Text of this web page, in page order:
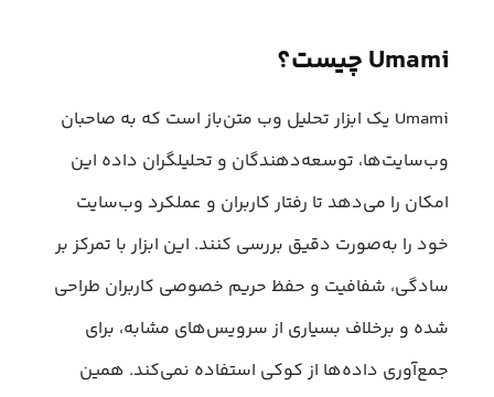
Umami چیست؟
Umami یک ابزار تحلیل وب متن‌باز است که به صاحبان
وب‌سایت‌ها، توسعه‌دهندگان و تحلیلگران داده این
امکان را می‌دهد تا رفتار کاربران و عملکرد وب‌سایت
خود را به‌صورت دقیق بررسی کنند. این ابزار با تمرکز بر
سادگی، شفافیت و حفظ حریم خصوصی کاربران طراحی
شده و برخلاف بسیاری از سرویس‌های مشابه، برای
جمع‌آوری داده‌ها از کوکی استفاده نمی‌کند. همین